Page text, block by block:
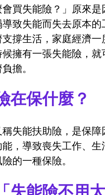
買失能險？」原來是
致失能而失去原本的
撐生活，家庭經濟一
擁有一張失能險，就
擔。
在保什麼？
稱失能扶助險，是保障
，導致喪失工作、生
的一種保險。
失能險不用